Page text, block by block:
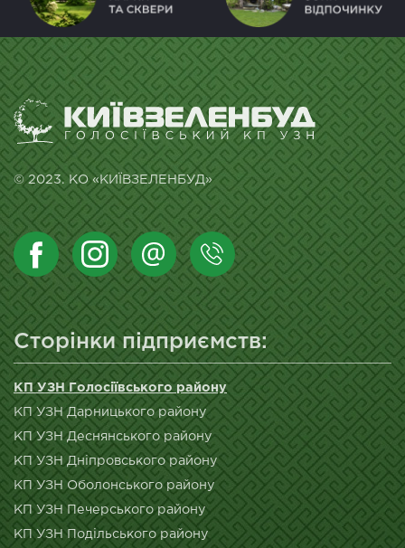
© 2023. КО «КИЇВЗЕЛЕНБУД»
Сторінки підприємств:
КП УЗН Голосіївського району
КП УЗН Дарницького району
КП УЗН Деснянського району
КП УЗН Дніпровського району
КП УЗН Оболонського району
КП УЗН Печерського району
КП УЗН Подільського району